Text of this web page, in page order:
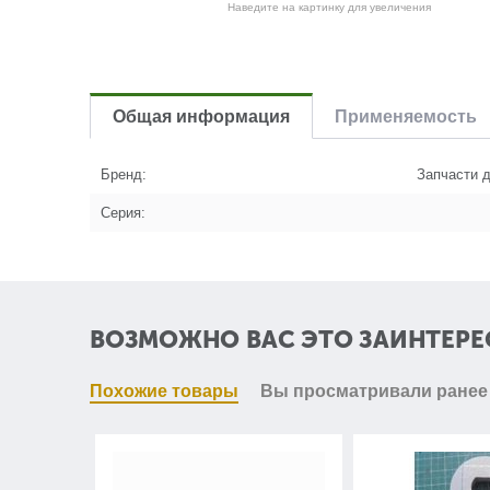
Наведите на картинку для увеличения
Общая информация Применяемость
Бренд: Запчасти
Серия:
ВОЗМОЖНО ВАС ЭТО
Похожие товары Вы просматривали ранее